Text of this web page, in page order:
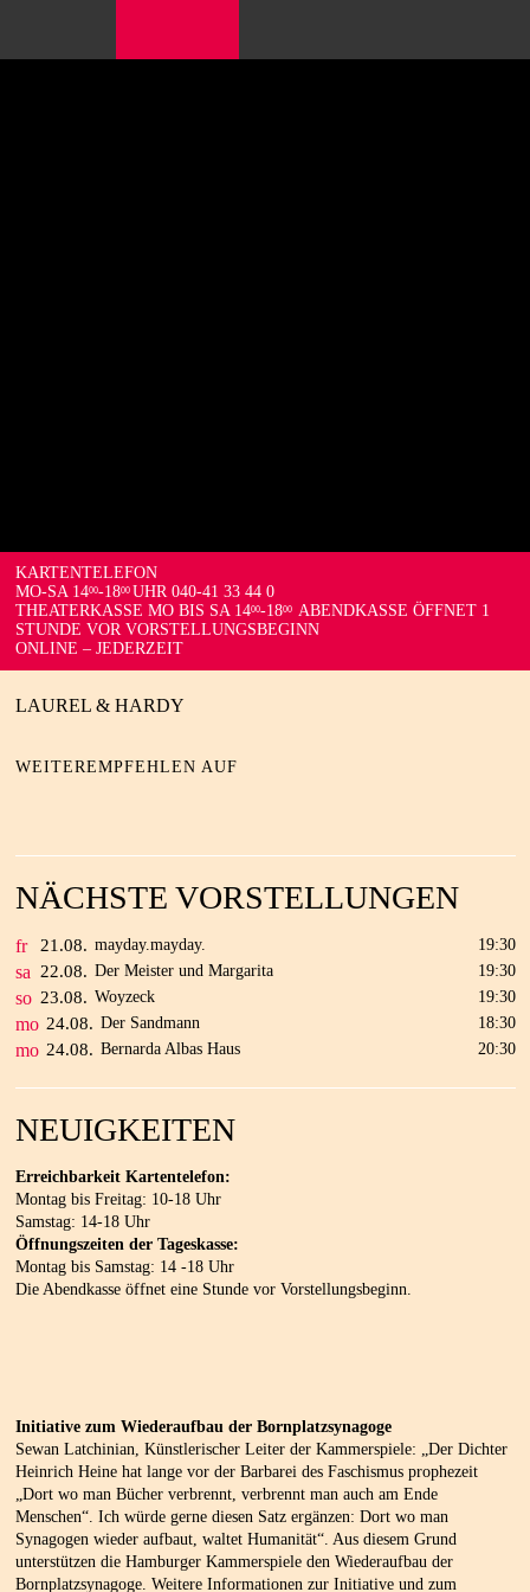
KARTENTELEFON
MO-SA 1400-1800 UHR 040-41 33 44 0
THEATERKASSE MO BIS SA 1400-1800 ABENDKASSE ÖFFNET 1
STUNDE VOR VORSTELLUNGSBEGINN
ONLINE – JEDERZEIT
LAUREL & HARDY
WEITEREMPFEHLEN AUF
NÄCHSTE VORSTELLUNGEN
fr 21.08. mayday.mayday. 19:30
sa 22.08. Der Meister und Margarita 19:30
so 23.08. Woyzeck 19:30
mo 24.08. Der Sandmann 18:30
mo 24.08. Bernarda Albas Haus 20:30
NEUIGKEITEN
Erreichbarkeit Kartentelefon:
Montag bis Freitag: 10-18 Uhr
Samstag: 14-18 Uhr
Öffnungszeiten der Tageskasse:
Montag bis Samstag: 14 -18 Uhr
Die Abendkasse öffnet eine Stunde vor Vorstellungsbeginn.
Initiative zum Wiederaufbau der Bornplatzsynagoge
Sewan Latchinian, Künstlerischer Leiter der Kammerspiele: „Der Dichter
Heinrich Heine hat lange vor der Barbarei des Faschismus prophezeit
„Dort wo man Bücher verbrennt, verbrennt man auch am Ende
Menschen“. Ich würde gerne diesen Satz ergänzen: Dort wo man
Synagogen wieder aufbaut, waltet Humanität“. Aus diesem Grund
unterstützen die Hamburger Kammerspiele den Wiederaufbau der
Bornplatzsynagoge. Weitere Informationen zur Initiative und zum